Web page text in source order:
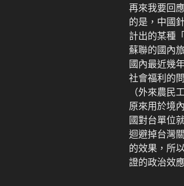
再來我要回
的是，中國
計出的某種
蘇聯的國內
國內最近幾
社會福利的
（外來農
原來用於境
國對台單位
迴避掉台灣
的效果，所
證的政治效